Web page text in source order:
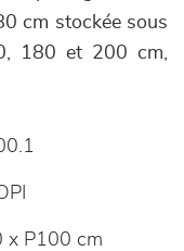
cm stockée sous
180 et 200 cm,
x P100 cm